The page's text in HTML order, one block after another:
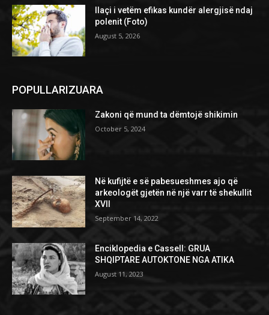
Ilaçi i vetëm efikas kundër alergjisë ndaj
polenit (Foto)
August 5, 2026
POPULLARIZUARA
Zakoni që mund ta dëmtojë shikimin
October 5, 2024
Në kufijtë e së pabesueshmes ajo që
arkeologët gjetën në një varr të shekullit
XVII
September 14, 2022
Enciklopedia e Cassell: GRUA
SHQIPTARE AUTOKTONE NGA ATIKA
August 11, 2023